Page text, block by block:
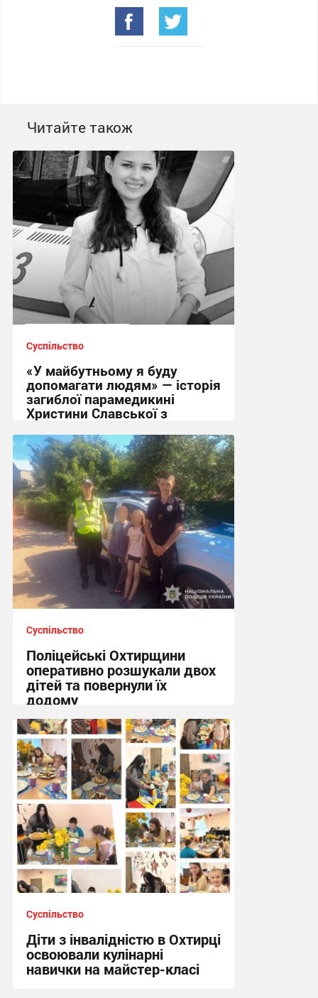
Читайте також
Суспільство
«У майбутньому я буду
допомагати людям» — історія
загиблої парамедикині
Христини Славської з
21:32 вчора
Суспільство
Поліцейські Охтирщини
оперативно розшукали двох
дітей та повернули їх
додому
10:19, 5.08.2026
Суспільство
Діти з інвалідністю в Охтирці
освоювали кулінарні
навички на майстер-класі